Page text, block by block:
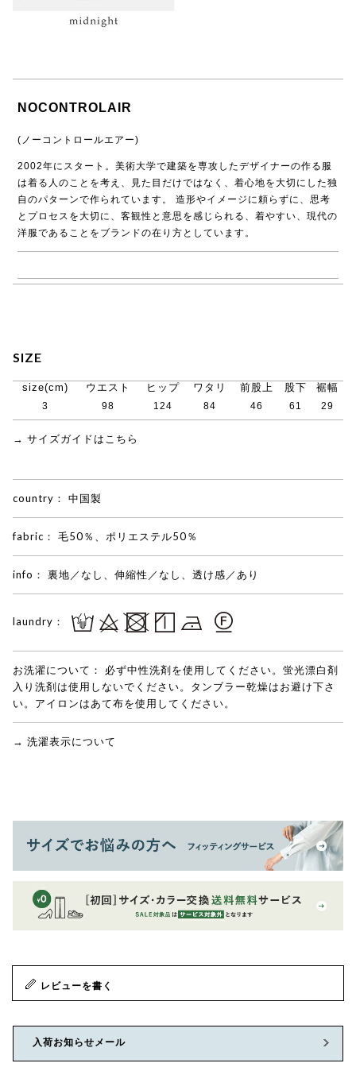
NOCONTROLAIR
(ノーコントロールエアー)
2002年にスタート。美術大学で建築を専攻したデザイナーの作る服
は着る人のことを考え、見た目だけではなく、着心地を大切にした独
自のパターンで作られています。 造形やイメージに頼らずに、思考
とプロセスを大切に、客観性と意思を感じられる、着やすい、現代の
洋服であることをブランドの在り方としています。
SIZE
size(cm) ウエスト ヒップ ワタリ 前股上 股下 裾幅
3 98 124 84 46 61 29
→ サイズガイドはこちら
country： 中国製
fabric： 毛50％、ポリエステル50％
info： 裏地／なし、伸縮性／なし、透け感／あり
laundry：
お洗濯について：
必ず中性洗剤を使用してください。蛍光漂白剤
入り洗剤は使用しないでください。タンブラー乾燥はお避け下さ
い。アイロンはあて布を使用してください。
→ 洗濯表示について
レビューを書く
入荷お知らせメール